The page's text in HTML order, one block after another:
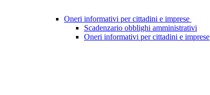
Oneri informativi per cittadini e imprese
Scadenzario obblighi amministrativi
Oneri informativi per cittadini e imprese